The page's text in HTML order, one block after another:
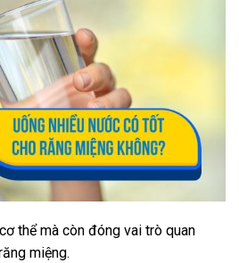
thể mà còn đóng vai trò quan
miệng.